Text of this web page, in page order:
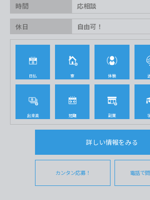
時間 応相談
休日 自由可！
日払 寮 体験
出来高 短期 副業
詳しい情報をみる
カンタン応募！ 電話で